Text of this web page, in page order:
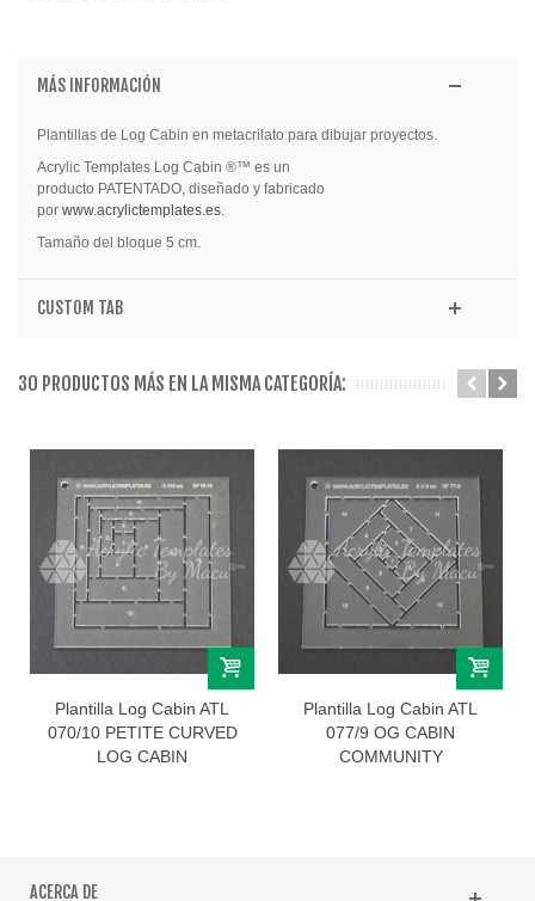
MÁS INFORMACIÓN
Plantillas de Log Cabin en metacrilato para dibujar proyectos.
Acrylic Templates Log Cabin ®™ es un
producto PATENTADO, diseñado y fabricado
por www.acrylictemplates.es.
Tamaño del bloque 5 cm.
CUSTOM TAB
30 PRODUCTOS MÁS EN LA MISMA CATEGORÍA:
Plantilla Log Cabin ATL
070/10 PETITE CURVED
LOG CABIN
Plantilla Log Cabin ATL
077/9 OG CABIN
COMMUNITY
ACERCA DE